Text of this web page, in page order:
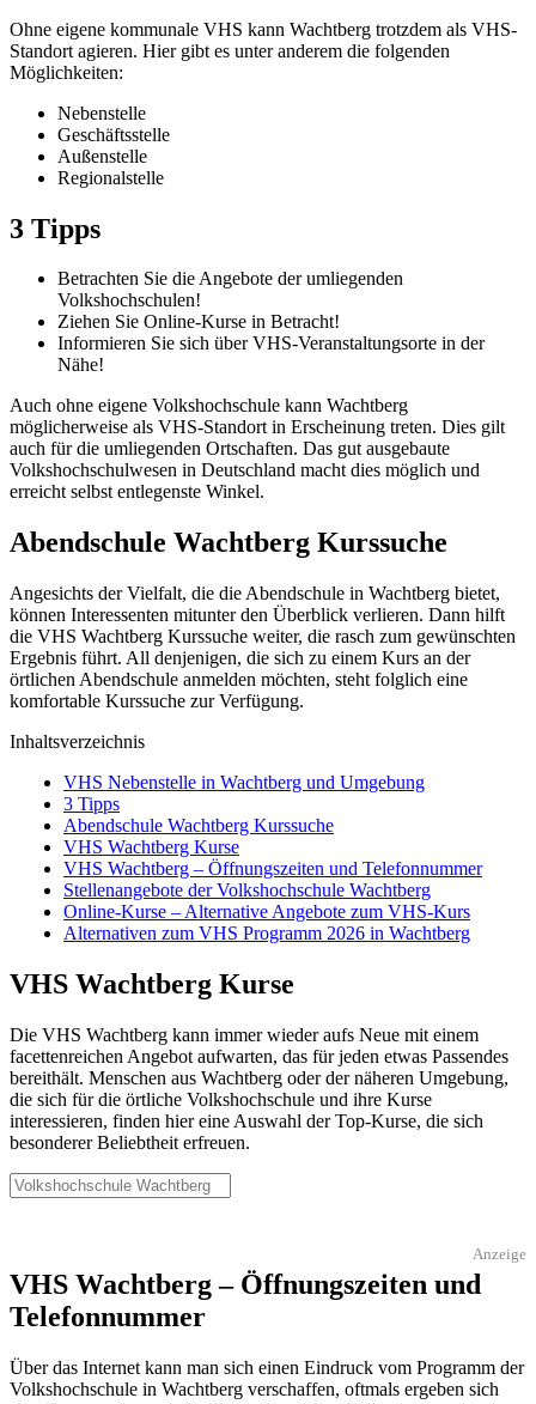
Ohne eigene kommunale VHS kann Wachtberg trotzdem als VHS-
Standort agieren. Hier gibt es unter anderem die folgenden
Möglichkeiten:
Nebenstelle
Geschäftsstelle
Außenstelle
Regionalstelle
3 Tipps
Betrachten Sie die Angebote der umliegenden
Volkshochschulen!
Ziehen Sie Online-Kurse in Betracht!
Informieren Sie sich über VHS-Veranstaltungsorte in der
Nähe!
Auch ohne eigene Volkshochschule kann Wachtberg
möglicherweise als VHS-Standort in Erscheinung treten. Dies gilt
auch für die umliegenden Ortschaften. Das gut ausgebaute
Volkshochschulwesen in Deutschland macht dies möglich und
erreicht selbst entlegenste Winkel.
Abendschule Wachtberg Kurssuche
Angesichts der Vielfalt, die die Abendschule in Wachtberg bietet,
können Interessenten mitunter den Überblick verlieren. Dann hilft
die VHS Wachtberg Kurssuche weiter, die rasch zum gewünschten
Ergebnis führt. All denjenigen, die sich zu einem Kurs an der
örtlichen Abendschule anmelden möchten, steht folglich eine
komfortable Kurssuche zur Verfügung.
Inhaltsverzeichnis
VHS Nebenstelle in Wachtberg und Umgebung
3 Tipps
Abendschule Wachtberg Kurssuche
VHS Wachtberg Kurse
VHS Wachtberg – Öffnungszeiten und Telefonnummer
Stellenangebote der Volkshochschule Wachtberg
Online-Kurse – Alternative Angebote zum VHS-Kurs
Alternativen zum VHS Programm 2026 in Wachtberg
VHS Wachtberg Kurse
Die VHS Wachtberg kann immer wieder aufs Neue mit einem
facettenreichen Angebot aufwarten, das für jeden etwas Passendes
bereithält. Menschen aus Wachtberg oder der näheren Umgebung,
die sich für die örtliche Volkshochschule und ihre Kurse
interessieren, finden hier eine Auswahl der Top-Kurse, die sich
besonderer Beliebtheit erfreuen.
Anzeige
VHS Wachtberg – Öffnungszeiten und
Telefonnummer
Über das Internet kann man sich einen Eindruck vom Programm der
Volkshochschule in Wachtberg verschaffen, oftmals ergeben sich